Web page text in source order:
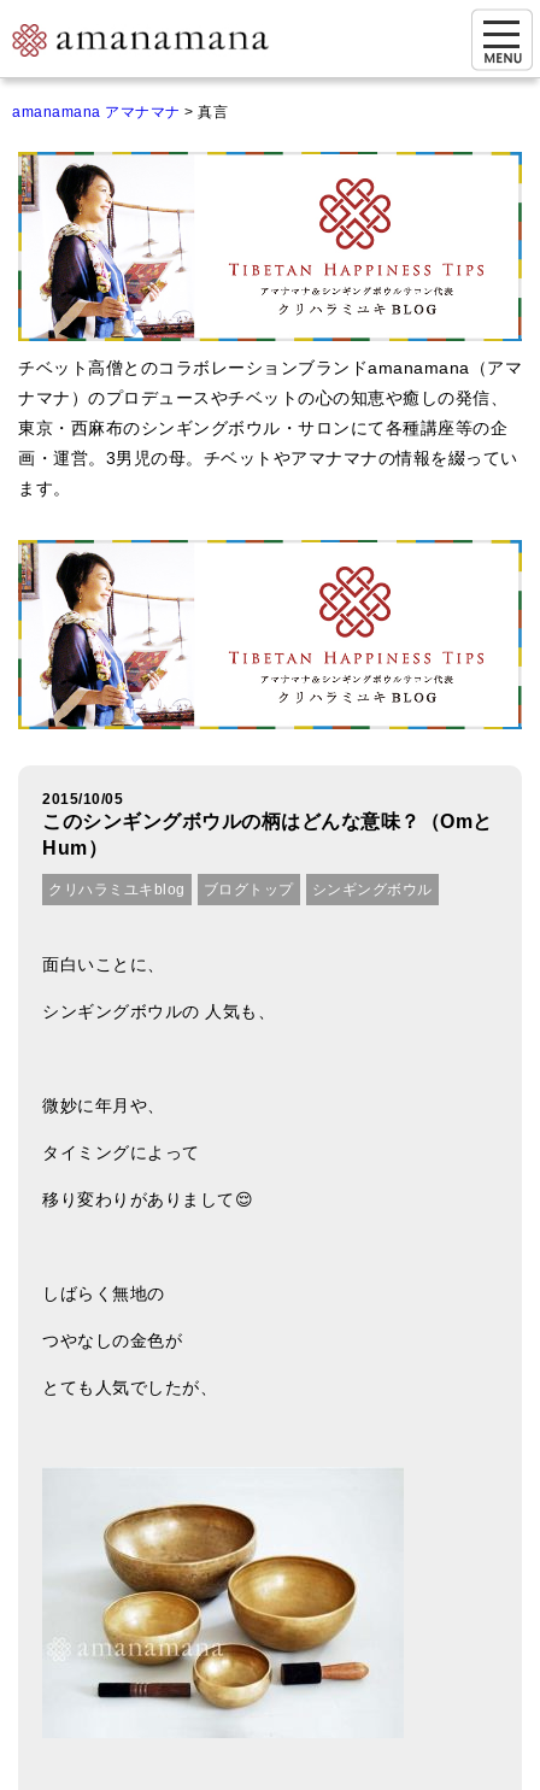
マイページ
ご来店予約（実店舗）
ご来店&購入
オンライン相談&購入
シンギングボウル講座
倍音呼吸法レッスン
オンラインショップ
カートを見る
アマナマナのシンギングボウル
チベット・シンギングボウル
● 新・鍛造スペシャル
●マンダラ彫（黒・渋金）
お得なアマナマナ・セット
特大シンギングボウル・特殊柄
アマナマナのティンシャ
プレミアム・ティンシャ（L・M）
ティンシャケース
チベット・真マントラ香
お香定期購入（ラクとくサブスク）
ベル＆ドルジェ
シンギングボウル入門本・CD
神々とつながるジュエリー
ヒーリング・マンダラポスター
ロゴステッカー・ポストカード各種
亡命チベット人尼僧のお守り・チャーム
チベット・マントラ・ヒーリングCD
amanamana アマナマナ > 真言
チベット高僧とのコラボレーションブランドamanamana（アマ
ナマナ）のプロデュースやチベットの心の知恵や癒しの発信、
東京・西麻布のシンギングボウル・サロンにて各種講座等の企
画・運営。3男児の母。チベットやアマナマナの情報を綴ってい
ます。
2015/10/05
このシンギングボウルの柄はどんな意味？（Omと
Hum）
クリハラミユキblog ブログトップ シンギングボウル
面白いことに、
シンギングボウルの 人気も、
微妙に年月や、
タイミングによって
移り変わりがありまして😌
しばらく無地の
つやなしの金色が
とても人気でしたが、